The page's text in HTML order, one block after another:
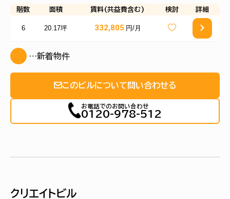
階数 面積 賃料(共益費含む) 検討 詳細
6 20.17坪 332,805 円/月
…新着物件
このビルについて問い合わせる
お電話でのお問い合わせ
0120-978-512
クリエイトビル